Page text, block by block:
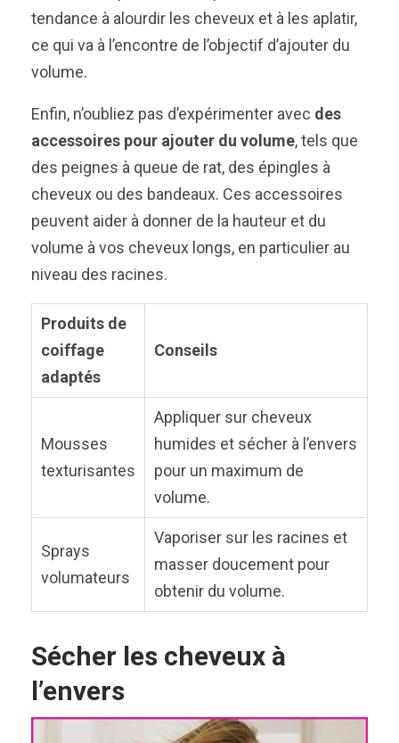
tendance à alourdir les cheveux et à les aplatir,
ce qui va à l’encontre de l’objectif d’ajouter du
volume.
Enfin, n’oubliez pas d’expérimenter avec des
accessoires pour ajouter du volume, tels que
des peignes à queue de rat, des épingles à
cheveux ou des bandeaux. Ces accessoires
peuvent aider à donner de la hauteur et du
volume à vos cheveux longs, en particulier au
niveau des racines.
Produits de
coiffage
adaptés
Conseils
Mousses
texturisantes
Appliquer sur cheveux
humides et sécher à l’envers
pour un maximum de
volume.
Sprays
volumateurs
Vaporiser sur les racines et
masser doucement pour
obtenir du volume.
Sécher les cheveux à
l’envers